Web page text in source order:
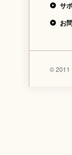
サ
お
© 2011